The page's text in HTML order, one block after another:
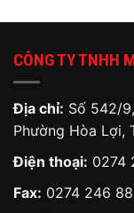
CÔNG TY TNHH
Địa chỉ: Số 542/
Phường Hòa Lợi,
Điện thoại: 0274
Fax: 0274 246